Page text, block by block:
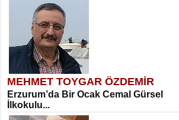
MEHMET TOYGAR ÖZDEMİR
Erzurum’da Bir Ocak Cemal Gürsel
İlkokulu...